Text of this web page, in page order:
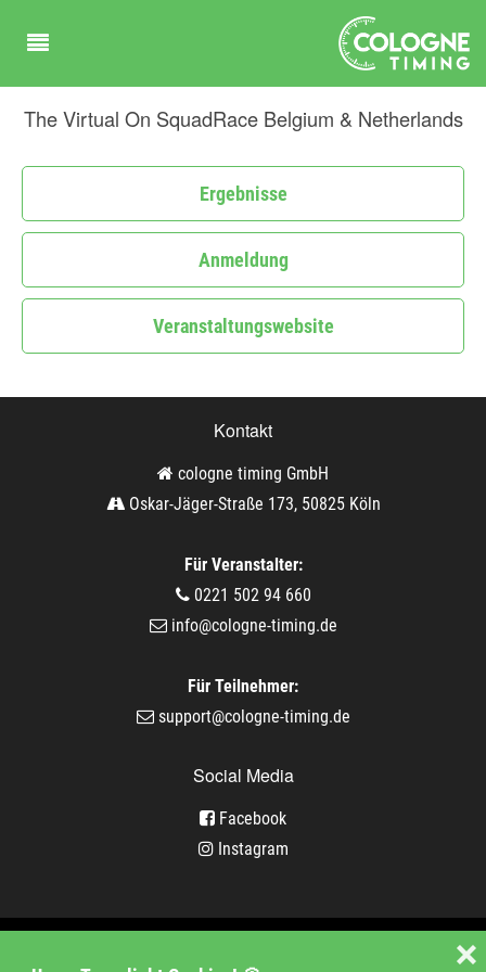
❌
The Virtual On SquadRace Belgium & Netherlands
Ergebnisse
Anmeldung
Veranstaltungswebsite
Kontakt
cologne timing GmbH
Oskar-Jäger-Straße 173, 50825 Köln
Für Veranstalter:
0221 502 94 660
info@cologne-timing.de
Für Teilnehmer:
support@cologne-timing.de
Social Media
Facebook
Instagram